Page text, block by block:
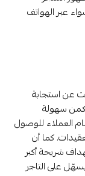
عبر الهواتف
عن استجابة
سهولة
العملاء للوصول
كما أن
شريحة أكبر
على التاجر